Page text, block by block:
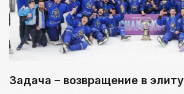
Задача – возвращение в элиту